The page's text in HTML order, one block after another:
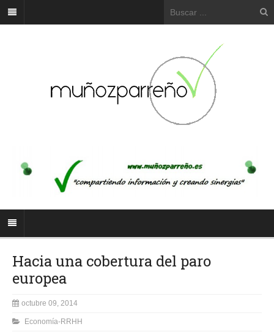
Hacia una cobertura del paro
europea
octubre 09, 2014
Economía-RRHH